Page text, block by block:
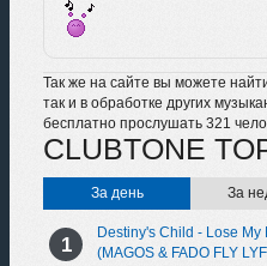
Так же на сайте вы можете
так и в обработке других
бесплатно прослушать 321
CLUBTONE
За день За
Destiny's Child - Lose My
(MAGOS & FADO FLY